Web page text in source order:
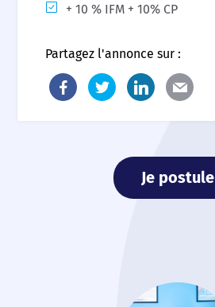
+ 10 % IFM + 10% CP
Partagez l'annonce sur :
Je postule